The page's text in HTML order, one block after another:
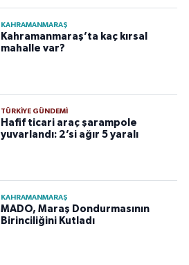
KAHRAMANMARAŞ
Kahramanmaraş’ta kaç kırsal
mahalle var?
TÜRKIYE GÜNDEMI
Hafif ticari araç şarampole
yuvarlandı: 2’si ağır 5 yaralı
KAHRAMANMARAŞ
MADO, Maraş Dondurmasının
Birinciliğini Kutladı